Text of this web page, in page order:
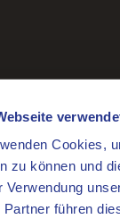
Cookies,
zu können und
Verwendung
Partner führen